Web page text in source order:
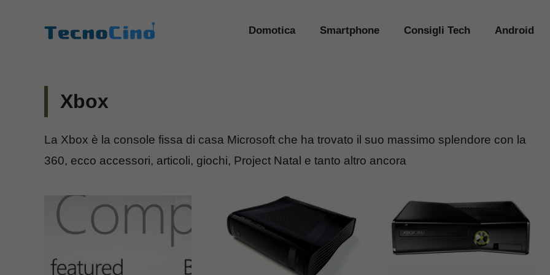
Domotica Smartphone Consigli Tech Android
Xbox
La Xbox è la console fissa di casa Microsoft che ha trovato il suo massimo splendore con la
360, ecco accessori, articoli, giochi, Project Natal e tanto altro ancora